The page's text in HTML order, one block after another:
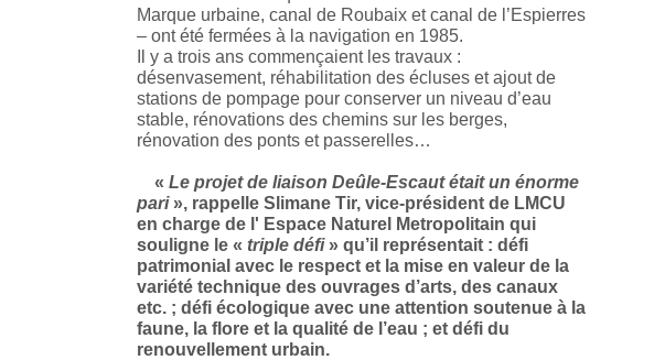
Marque urbaine, canal de Roubaix et canal de l’Espierres
– ont été fermées à la navigation en 1985.
Il y a trois ans commençaient les travaux :
désenvasement, réhabilitation des écluses et ajout de
stations de pompage pour conserver un niveau d’eau
stable, rénovations des chemins sur les berges,
rénovation des ponts et passerelles…
« Le projet de liaison Deûle-Escaut était un énorme
pari», rappelle Slimane Tir, vice-président de LMCU
en charge de l' Espace Naturel Metropolitain qui
souligne le « triple défi» qu’il représentait : défi
patrimonial avec le respect et la mise en valeur de la
variété technique des ouvrages d’arts, des canaux
etc. ; défi écologique avec une attention soutenue à la
faune, la flore et la qualité de l’eau ; et défi du
renouvellement urbain.